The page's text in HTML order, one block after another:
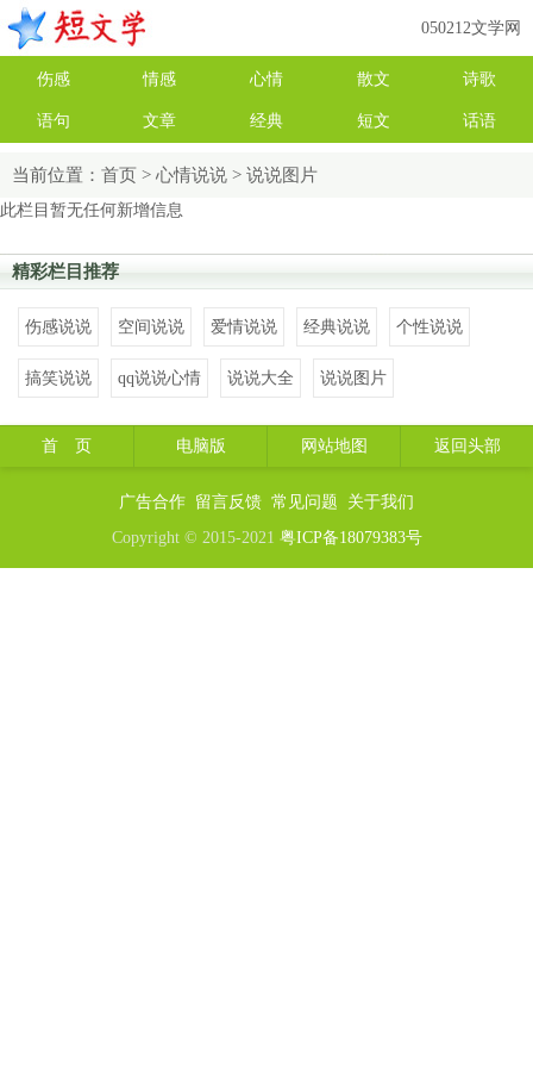
050212文学网
伤感 情感 心情 散文 诗歌
语句 文章 经典 短文 话语
当前位置： 首页 > 心情说说 > 说说图片
此栏目暂无任何新增信息
精彩栏目推荐
伤感说说 空间说说 爱情说说 经典说说 个性说说
搞笑说说 qq说说心情 说说大全 说说图片
首 页 电脑版 网站地图 返回头部
广告合作 留言反馈 常见问题
关于我们
Copyright © 2015-2021 粤ICP备18079383号